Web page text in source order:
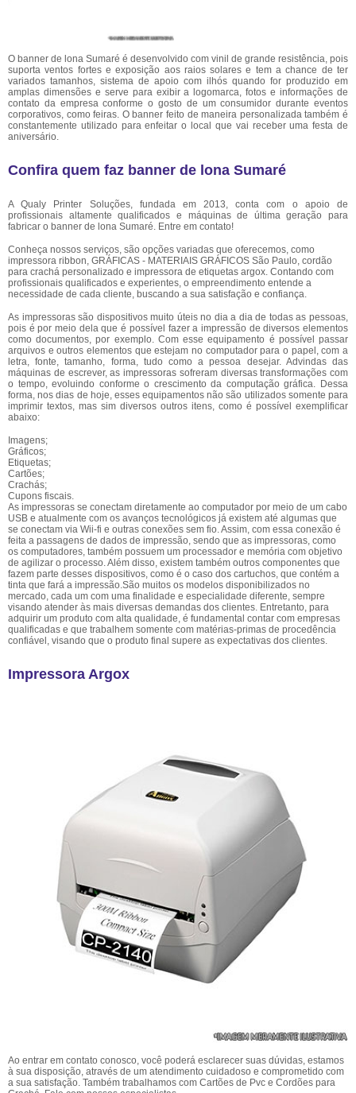
O banner de lona Sumaré é desenvolvido com vinil de grande resistência, pois
suporta ventos fortes e exposição aos raios solares e tem a chance de ter
variados tamanhos, sistema de apoio com ilhós quando for produzido em
amplas dimensões e serve para exibir a logomarca, fotos e informações de
contato da empresa conforme o gosto de um consumidor durante eventos
corporativos, como feiras. O banner feito de maneira personalizada também é
constantemente utilizado para enfeitar o local que vai receber uma festa de
aniversário.
Confira quem faz banner de lona Sumaré
A Qualy Printer Soluções, fundada em 2013, conta com o apoio de
profissionais altamente qualificados e máquinas de última geração para
fabricar o banner de lona Sumaré. Entre em contato!
Conheça nossos serviços, são opções variadas que oferecemos, como
impressora ribbon, GRÁFICAS - MATERIAIS GRÁFICOS São Paulo, cordão
para crachá personalizado e impressora de etiquetas argox. Contando com
profissionais qualificados e experientes, o empreendimento entende a
necessidade de cada cliente, buscando a sua satisfação e confiança.
As impressoras são dispositivos muito úteis no dia a dia de todas as pessoas,
pois é por meio dela que é possível fazer a impressão de diversos elementos
como documentos, por exemplo. Com esse equipamento é possível passar
arquivos e outros elementos que estejam no computador para o papel, com a
letra, fonte, tamanho, forma, tudo como a pessoa desejar. Advindas das
máquinas de escrever, as impressoras sofreram diversas transformações com
o tempo, evoluindo conforme o crescimento da computação gráfica. Dessa
forma, nos dias de hoje, esses equipamentos não são utilizados somente para
imprimir textos, mas sim diversos outros itens, como é possível exemplificar
abaixo:
Imagens;
Gráficos;
Etiquetas;
Cartões;
Crachás;
Cupons fiscais.
As impressoras se conectam diretamente ao computador por meio de um cabo
USB e atualmente com os avanços tecnológicos já existem até algumas que
se conectam via Wii-fi e outras conexões sem fio. Assim, com essa conexão é
feita a passagens de dados de impressão, sendo que as impressoras, como
os computadores, também possuem um processador e memória com objetivo
de agilizar o processo. Além disso, existem também outros componentes que
fazem parte desses dispositivos, como é o caso dos cartuchos, que contém a
tinta que fará a impressão.São muitos os modelos disponibilizados no
mercado, cada um com uma finalidade e especialidade diferente, sempre
visando atender às mais diversas demandas dos clientes. Entretanto, para
adquirir um produto com alta qualidade, é fundamental contar com empresas
qualificadas e que trabalhem somente com matérias-primas de procedência
confiável, visando que o produto final supere as expectativas dos clientes.
Impressora Argox
Ao entrar em contato conosco, você poderá esclarecer suas dúvidas, estamos
à sua disposição, através de um atendimento cuidadoso e comprometido com
a sua satisfação. Também trabalhamos com Cartões de Pvc e Cordões para